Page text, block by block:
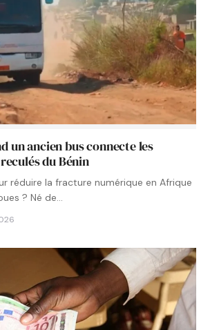
un ancien bus connecte les
du Bénin
réduire la fracture numérique en Afrique
? Né de…